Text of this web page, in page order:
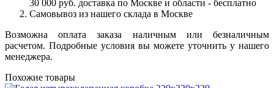
30 000 руб. доставка по Москве и области - бесплатно
Самовывоз из нашего склада в Москве
Возможна оплата заказа наличным или безналичным
расчетом. Подробные условия вы можете уточнить у нашего
менеджера.
Похожие товары